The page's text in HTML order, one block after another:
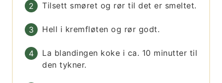
Tilsett smøret og rør til det er smeltet.
Hell i kremfløten og rør godt.
La blandingen koke i ca. 10 minutter til
den tykner.